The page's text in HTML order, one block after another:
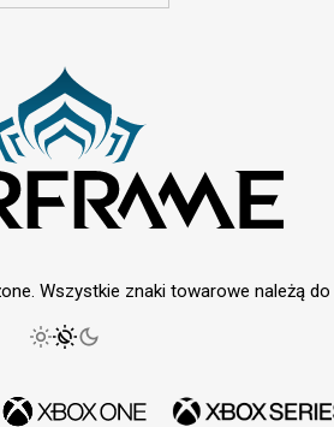
Wszystkie znaki towarowe należą